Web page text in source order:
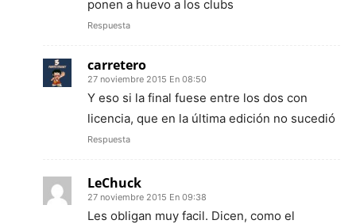
ponen a huevo a los clubs
Respuesta
carretero
27 noviembre 2015 En 08:50
Y eso si la final fuese entre los dos con
licencia, que en la última edición no sucedió
Respuesta
LeChuck
27 noviembre 2015 En 09:38
Les obligan muy facil. Dicen, como el